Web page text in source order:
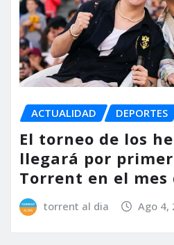
ACTUALIDAD DEPORTES
El torneo de los
llegará por
Torrent en el mes
torrent al dia Ago 4,